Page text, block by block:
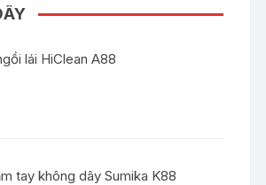
lái HiClean A88
tay không dây Sumika K88